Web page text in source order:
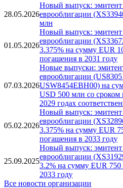
28.05.2026
Новый выпуск: эмитент
еврооблигации
млн
01.05.2026
Новый выпуск: эмитент
еврооблигации
3.375% на сумму EUR
погашения в 2031 году
07.03.2026
Новые выпуски:
еврооблигации
USW8454EBH00) на
USD 500 млн со сроком
2029 годах
05.02.2026
Новый выпуск: эмитент
еврооблигации
3.375% на сумму EUR
погашения в 2033 году
25.09.2025
Новый выпуск: эмитент
еврооблигации
3.2% на сумму EUR
2033 году
Все новости организации